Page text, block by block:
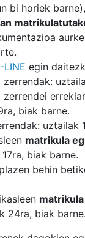
bi horiek
LINE egin
zerrendei
biak barne.
uztailak
matrikula
biak barne.
behin
24ra, biak barne.